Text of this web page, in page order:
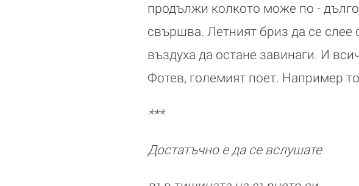
продължи колкото може по -
свършва. Летният бриз да се слее
въздуха да остане завинаги. И
Фотев, големият поет. Например
***
Достатъчно е да се вслушате